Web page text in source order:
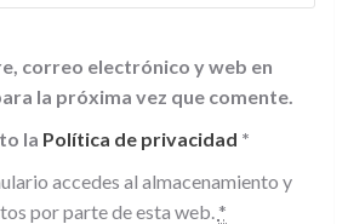
correo electrónico y web en
la próxima vez que comente.
la Política de privacidad *
accedes al almacenamiento y
por parte de esta web. *